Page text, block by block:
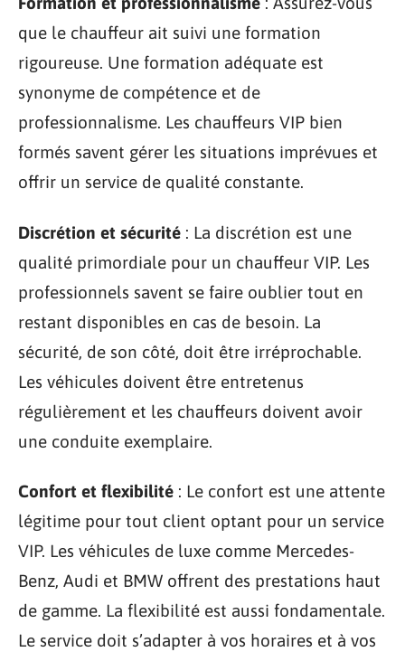
que le chauffeur ait suivi une formation
rigoureuse. Une formation adéquate est
synonyme de compétence et de
professionnalisme. Les chauffeurs VIP bien
formés savent gérer les situations imprévues et
offrir un service de qualité constante.
Discrétion et sécurité : La discrétion est une
qualité primordiale pour un chauffeur VIP. Les
professionnels savent se faire oublier tout en
restant disponibles en cas de besoin. La
sécurité, de son côté, doit être irréprochable.
Les véhicules doivent être entretenus
régulièrement et les chauffeurs doivent avoir
une conduite exemplaire.
Confort et flexibilité : Le confort est une attente
légitime pour tout client optant pour un service
VIP. Les véhicules de luxe comme Mercedes-
Benz, Audi et BMW offrent des prestations haut
de gamme. La flexibilité est aussi fondamentale.
Le service doit s’adapter à vos horaires et à vos